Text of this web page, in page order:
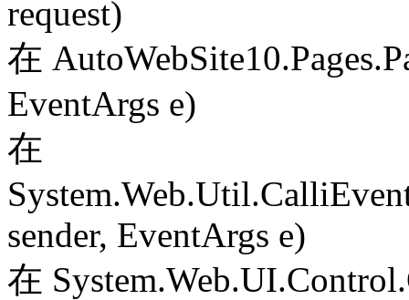
request)
在
EventArgs e)
在
sender, EventArgs e)
在